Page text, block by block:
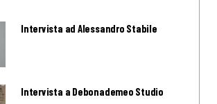
Intervista ad Alessandro Stabile
Intervista a Debonademeo Studio